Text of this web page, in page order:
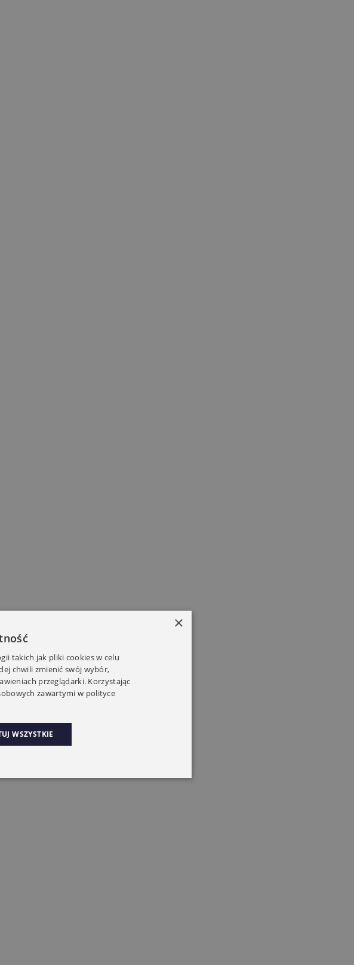
×
takich jak pliki cookies w celu
chwili zmienić swój wybór,
przeglądarki. Korzystając
zawartymi w polityce
WSZYSTKIE